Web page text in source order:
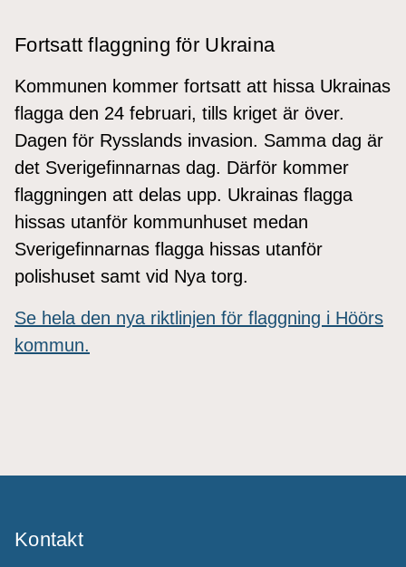
Fortsatt flaggning för Ukraina
Kommunen kommer fortsatt att hissa Ukrainas
flagga den 24 februari, tills kriget är över.
Dagen för Rysslands invasion. Samma dag är
det Sverigefinnarnas dag. Därför kommer
flaggningen att delas upp. Ukrainas flagga
hissas utanför kommunhuset medan
Sverigefinnarnas flagga hissas utanför
polishuset samt vid Nya torg.
Se hela den nya riktlinjen för flaggning i Höörs
kommun.
Kontakt